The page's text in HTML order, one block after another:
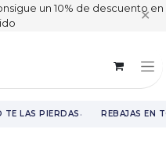
un 10% de descuento en
✕
TE LAS PIERDAS· REBAJAS EN